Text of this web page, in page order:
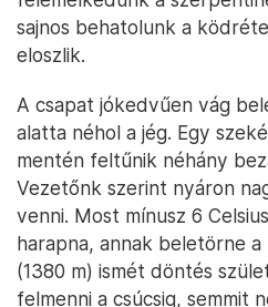
sajnos behatolunk a
eloszlik.
A csapat jókedvűen vág
alatta néhol a jég. Egy
mentén feltűnik néhány
Vezetőnk szerint nyáron
venni. Most mínusz 6
harapna, annak beletörne
(1380 m) ismét döntés
felmenni a csúcsig, semmit